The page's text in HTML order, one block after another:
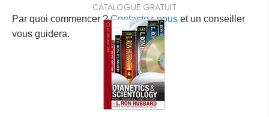
Par quoi commencer ?Contactez-nous et un conseiller
vous guidera.
CATALOGUE GRATUIT